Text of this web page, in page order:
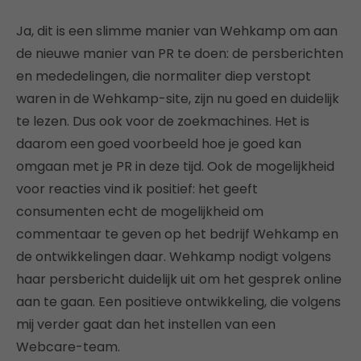
Ja, dit is een slimme manier van Wehkamp om aan
de nieuwe manier van PR te doen: de persberichten
en mededelingen, die normaliter diep verstopt
waren in de Wehkamp-site, zijn nu goed en duidelijk
te lezen. Dus ook voor de zoekmachines. Het is
daarom een goed voorbeeld hoe je goed kan
omgaan met je PR in deze tijd. Ook de mogelijkheid
voor reacties vind ik positief: het geeft
consumenten echt de mogelijkheid om
commentaar te geven op het bedrijf Wehkamp en
de ontwikkelingen daar. Wehkamp nodigt volgens
haar persbericht duidelijk uit om het gesprek online
aan te gaan. Een positieve ontwikkeling, die volgens
mij verder gaat dan het instellen van een
Webcare-team.